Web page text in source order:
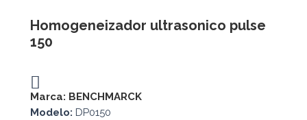
Homogeneizador ultrasonico pulse
150
Marca: BENCHMARCK
Modelo: DP0150